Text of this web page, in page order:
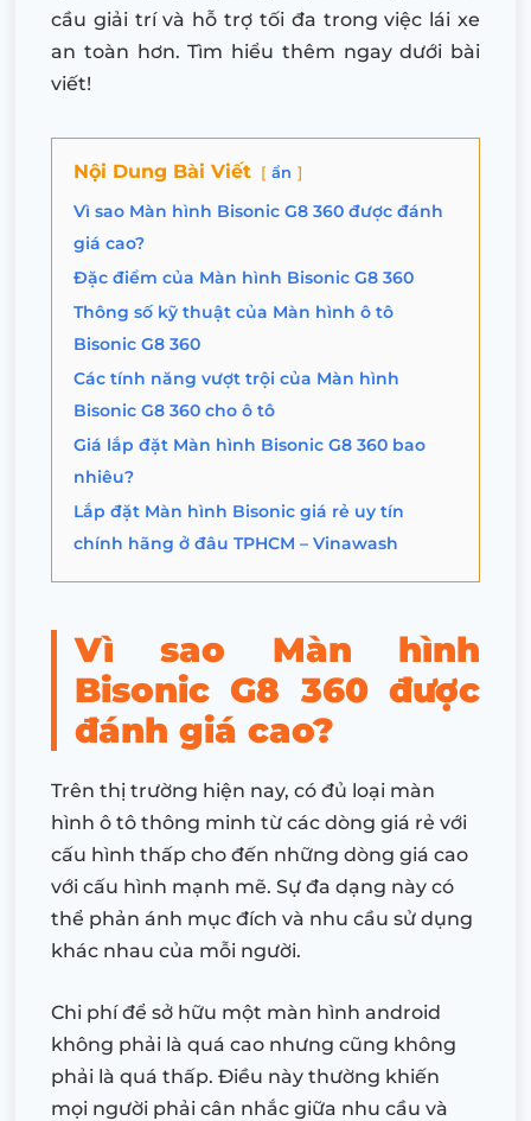
cầu giải trí và hỗ trợ tối đa trong việc lái xe
an toàn hơn. Tìm hiểu thêm ngay dưới bài
viết!
Nội Dung Bài Viết ẩn
Vì sao Màn hình Bisonic G8 360 được đánh
giá cao?
Đặc điểm của Màn hình Bisonic G8 360
Thông số kỹ thuật của Màn hình ô tô
Bisonic G8 360
Các tính năng vượt trội của Màn hình
Bisonic G8 360 cho ô tô
Giá lắp đặt Màn hình Bisonic G8 360 bao
nhiêu?
Lắp đặt Màn hình Bisonic giá rẻ uy tín
chính hãng ở đâu TPHCM – Vinawash
Vì sao Màn hình
Bisonic G8 360 được
đánh giá cao?
Trên thị trường hiện nay, có đủ loại màn
hình ô tô thông minh từ các dòng giá rẻ với
cấu hình thấp cho đến những dòng giá cao
với cấu hình mạnh mẽ. Sự đa dạng này có
thể phản ánh mục đích và nhu cầu sử dụng
khác nhau của mỗi người.
Chi phí để sở hữu một màn hình android
không phải là quá cao nhưng cũng không
phải là quá thấp. Điều này thường khiến
mọi người phải cân nhắc giữa nhu cầu và